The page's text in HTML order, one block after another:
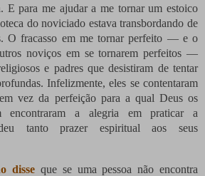
E para me ajudar a me tornar um estoico
do noviciado estava transbordando de
O fracasso em me tornar perfeito — e o
noviços em se tornarem perfeitos —
e padres que desistiram de tentar
Infelizmente, eles se contentaram
vez da perfeição para a qual Deus os
encontraram a alegria em praticar a
tanto prazer espiritual aos seus
disse que se uma pessoa não encontra